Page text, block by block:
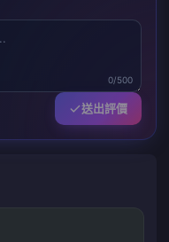
0/500
送出評價